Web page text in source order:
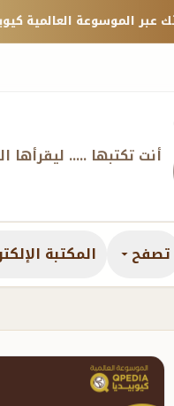
أنت تكتبها ..... ليقرأها
تصفح المكتبة